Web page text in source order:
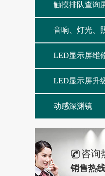
触摸排队查询
音响、灯光、
LED显示屏维
LED显示屏升
动感深渊镜
咨询
销售热